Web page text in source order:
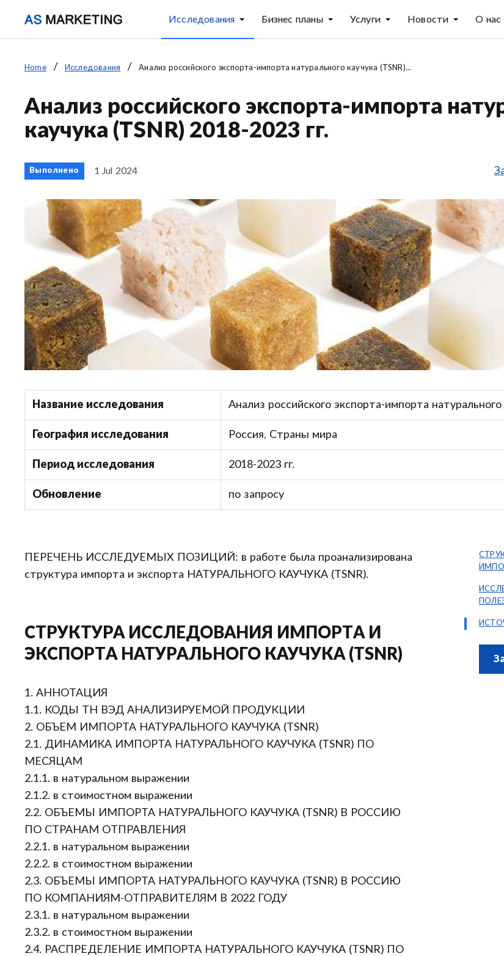
Исследования Бизнес планы Услуги Новости О нас
Home Исследования Анализ российского экспорта-импорта натурального каучука (TSNR)...
Анализ российского экспорта-импорта
каучука (TSNR) 2018-2023 гг.
Выполнено 1 Jul 2024
Название исследования Анализ российского экспорта-импорта натурального
География исследования Россия, Страны мира
Период исследования 2018-2023 гг.
Обновление по запросу
ПЕРЕЧЕНЬ ИССЛЕДУЕМЫХ ПОЗИЦИЙ: в работе была проанализирована
структура импорта и экспорта НАТУРАЛЬНОГО КАУЧУКА (TSNR).
СТРУКТУРА ИССЛЕДОВАНИЯ ИМПОРТА И
ЭКСПОРТА НАТУРАЛЬНОГО КАУЧУКА (TSNR)
1. АННОТАЦИЯ
1.1. КОДЫ ТН ВЭД АНАЛИЗИРУЕМОЙ ПРОДУКЦИИ
2. ОБЪЕМ ИМПОРТА НАТУРАЛЬНОГО КАУЧУКА (TSNR)
2.1. ДИНАМИКА ИМПОРТА НАТУРАЛЬНОГО КАУЧУКА (TSNR) ПО
МЕСЯЦАМ
2.1.1. в натуральном выражении
2.1.2. в стоимостном выражении
2.2. ОБЪЕМЫ ИМПОРТА НАТУРАЛЬНОГО КАУЧУКА (TSNR) В РОССИЮ
ПО СТРАНАМ ОТПРАВЛЕНИЯ
2.2.1. в натуральном выражении
2.2.2. в стоимостном выражении
2.3. ОБЪЕМЫ ИМПОРТА НАТУРАЛЬНОГО КАУЧУКА (TSNR) В РОССИЮ
ПО КОМПАНИЯМ-ОТПРАВИТЕЛЯМ В 2022 ГОДУ
2.3.1. в натуральном выражении
2.3.2. в стоимостном выражении
2.4. РАСПРЕДЕЛЕНИЕ ИМПОРТА НАТУРАЛЬНОГО КАУЧУКА (TSNR) ПО